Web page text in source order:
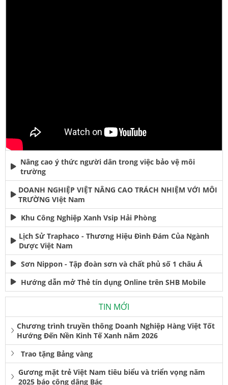
Nâng cao ý thức người dân trong việc bảo vệ môi
trường
DOANH NGHIỆP VIỆT NÂNG CAO TRÁCH NHIỆM VỚI MÔI
TRƯỜNG VIệt Nam
Khu Công Nghiệp Xanh Vsip Hải Phòng
Lịch Sử Traphaco - Thương Hiệu Đình Đám Của Ngành
Dược Việt Nam
Sơn Nippon - Tập đoàn sơn và chất phủ số 1 châu Á
Hướng dẫn mở Thẻ tín dụng Online trên SHB Mobile
TIN MỚI
Chương trình truyền thông Doanh Nghiệp Hàng Việt Tốt
Hướng Đến Nền Kinh Tế Xanh năm 2026
Trao tặng Bảng vàng
Gương mặt trẻ Việt Nam tiêu biểu và triển vọng năm
2025 báo công dâng Bác